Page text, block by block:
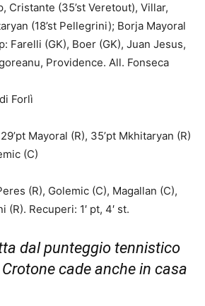
Cristante (35’st Veretout), Villar,
(18’st Pellegrini); Borja Mayoral
Farelli (GK), Boer (GK), Juan Jesus,
Providence. All. Fonseca
Forlì
Mayoral (R), 35’pt Mkhitaryan (R)
(C)
(R), Golemic (C), Magallan (C),
(R). Recuperi: 1′ pt, 4′ st.
dal punteggio tennistico
Crotone cade anche in casa